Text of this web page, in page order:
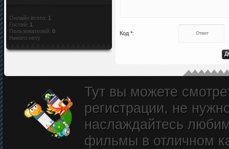
Код *:
Онлайн всего: 1
Гостей: 1
Пользователей: 0
Никого нету
Тут вы можете
регистрации, не
наслаждайтесь
фильмы в отличном